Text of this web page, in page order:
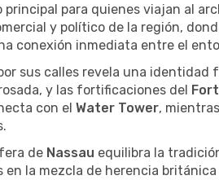
principal para quienes viajan al
y político de la región,
conexión inmediata entre el
sus calles revela una
y las fortificaciones del
con el Water Tower,
de Nassau equilibra la
en la mezcla de herencia